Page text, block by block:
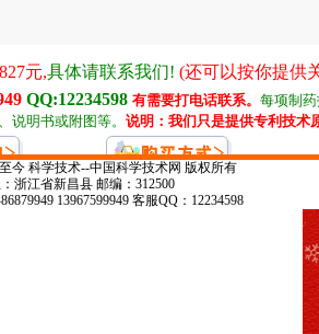
今 科学技术--中国科学技术网 版权所有
浙江省新昌县 邮编：312500
13967599949 客服QQ：12234598